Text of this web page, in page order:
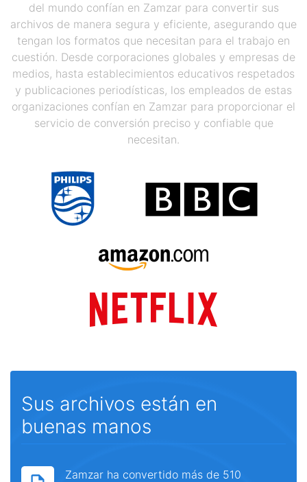
del mundo confían en Zamzar para convertir sus
archivos de manera segura y eficiente, asegurando que
tengan los formatos que necesitan para el trabajo en
cuestión. Desde corporaciones globales y empresas de
medios, hasta establecimientos educativos respetados
y publicaciones periodísticas, los empleados de estas
organizaciones confían en Zamzar para proporcionar el
servicio de conversión preciso y confiable que
necesitan.
Sus archivos están en
buenas manos
Zamzar ha convertido más de 510